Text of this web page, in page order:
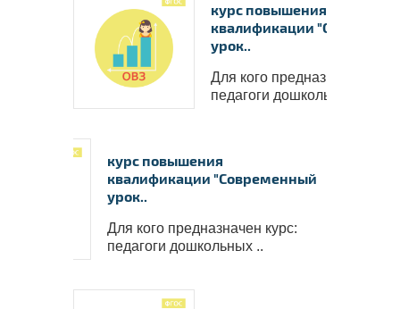
курс повышения
квалификации
урок..
Для кого предназначен курс:
педагоги дошкольных ..
курс повышения
квалификации "Современный
урок..
Для кого предназначен курс:
педагоги дошкольных ..